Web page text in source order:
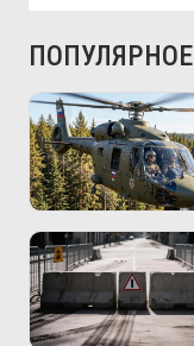
ПОПУЛЯРНОЕ